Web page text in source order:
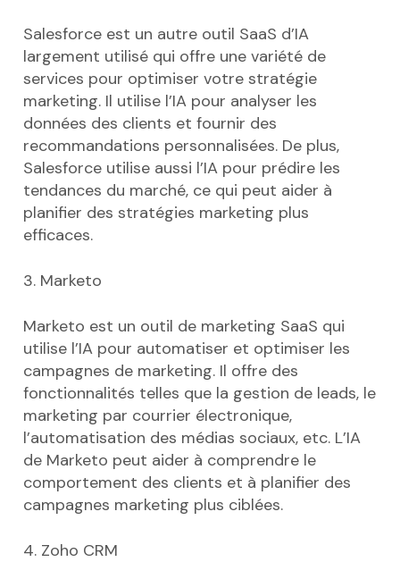
Salesforce est un autre outil SaaS d’IA
largement utilisé qui offre une variété de
services pour optimiser votre stratégie
marketing. Il utilise l’IA pour analyser les
données des clients et fournir des
recommandations personnalisées. De plus,
Salesforce utilise aussi l’IA pour prédire les
tendances du marché, ce qui peut aider à
planifier des stratégies marketing plus
efficaces.
3. Marketo
Marketo est un outil de marketing SaaS qui
utilise l’IA pour automatiser et optimiser les
campagnes de marketing. Il offre des
fonctionnalités telles que la gestion de leads, le
marketing par courrier électronique,
l’automatisation des médias sociaux, etc. L’IA
de Marketo peut aider à comprendre le
comportement des clients et à planifier des
campagnes marketing plus ciblées.
4. Zoho CRM